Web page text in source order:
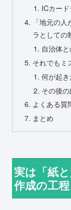
ICカー
「地元の
ラとしての
自治体
それでも
何が起
その後
よくある質
まとめ
実は「紙
作成の工程